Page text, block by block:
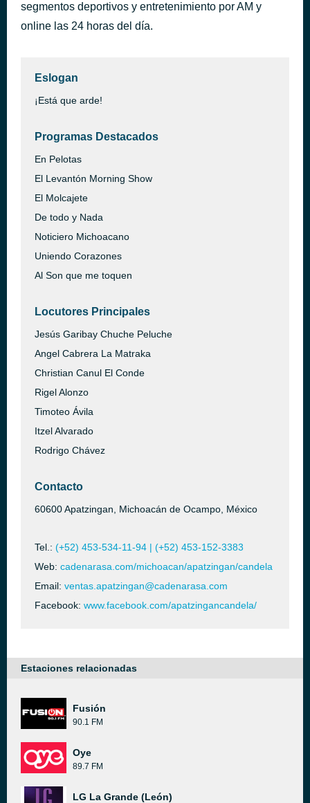
segmentos deportivos y entretenimiento por AM y
online las 24 horas del día.
Eslogan
¡Está que arde!
Programas Destacados
En Pelotas
El Levantón Morning Show
El Molcajete
De todo y Nada
Noticiero Michoacano
Uniendo Corazones
Al Son que me toquen
Locutores Principales
Jesús Garibay Chuche Peluche
Angel Cabrera La Matraka
Christian Canul El Conde
Rigel Alonzo
Timoteo Ávila
Itzel Alvarado
Rodrigo Chávez
Contacto
60600 Apatzingan, Michoacán de Ocampo, México
Tel.: (+52) 453-534-11-94 | (+52) 453-152-3383
Web: cadenarasa.com/michoacan/apatzingan/candela
Email: ventas.apatzingan@cadenarasa.com
Facebook: www.facebook.com/apatzingancandela/
Estaciones relacionadas
Fusión
90.1 FM
Oye
89.7 FM
LG La Grande (León)